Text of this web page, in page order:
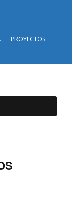
PROYECTOS